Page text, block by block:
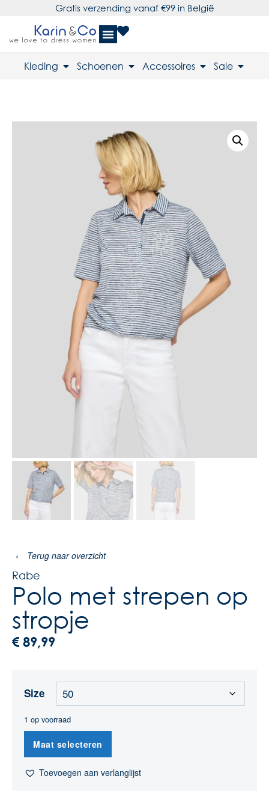
Gratis verzending vanaf €99 in België
Kleding Schoenen Accessoires Sale
‹ Terug naar overzicht
Rabe
Polo met strepen op
stropje
€ 89,99
Size
1 op voorraad
Maat selecteren
Toevoegen aan verlanglijst